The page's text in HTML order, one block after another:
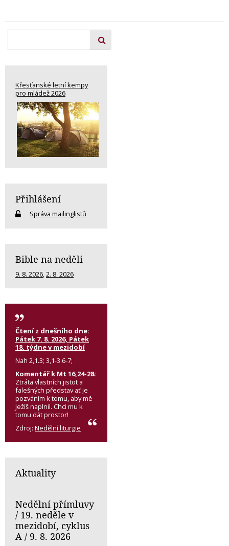
Křesťanské letní kempy
pro mládež 2026
Přihlášení
Správa mailinglistů
Bible na neděli
9. 8. 2026,2. 8. 2026
Čtení z dnešního dne:
Pátek 7. 8. 2026, Pátek
18. týdne v mezidobí
Nah 2,1.3; 3,1-3.6-7;
Komentář k Mt 16,24-28:
Ztráta vlastních jistot a
falešných představ ať je
pozváním k tomu, aby mě
Ježíš naplnil. Chci mu k
tomu dát prostor!
Zdroj: Nedělní liturgie
Aktuality
Nedělní přímluvy
/ 19. neděle v
mezidobí, cyklus
A / 9. 8. 2026